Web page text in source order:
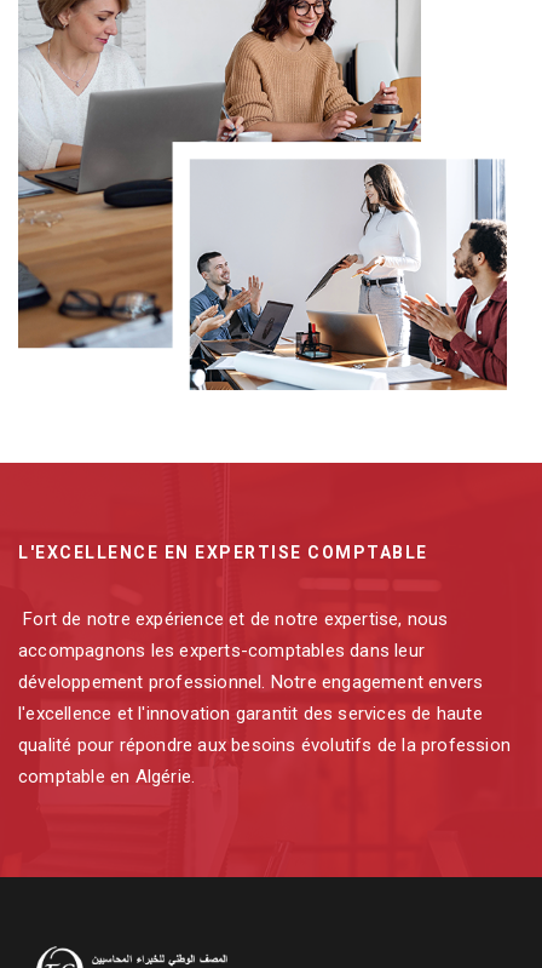
L'EXCELLENCE EN EXPERTISE COMPTABLE
Fort de notre expérience et de notre expertise, nous
accompagnons les experts-comptables dans leur
développement professionnel. Notre engagement envers
l'excellence et l'innovation garantit des services de haute
qualité pour répondre aux besoins évolutifs de la profession
comptable en Algérie.